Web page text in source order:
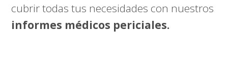
cubrir todas tus necesidades con nuestros
informes médicos periciales.